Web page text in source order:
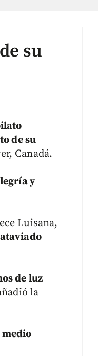
su
de su
Canadá.
y
Luisana,
ataviado
de luz
la